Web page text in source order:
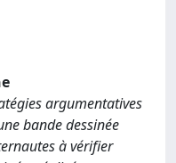
argumentatives
bande dessinée
à vérifier